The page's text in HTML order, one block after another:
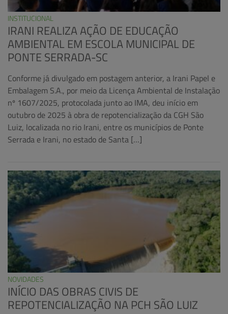
INSTITUCIONAL
IRANI REALIZA AÇÃO DE EDUCAÇÃO
AMBIENTAL EM ESCOLA MUNICIPAL DE
PONTE SERRADA-SC
Conforme já divulgado em postagem anterior, a Irani Papel e
Embalagem S.A., por meio da Licença Ambiental de Instalação
nº 1607/2025, protocolada junto ao IMA, deu início em
outubro de 2025 à obra de repotencialização da CGH São
Luiz, localizada no rio Irani, entre os municípios de Ponte
Serrada e Irani, no estado de Santa […]
NOVIDADES
INÍCIO DAS OBRAS CIVIS DE
REPOTENCIALIZAÇÃO NA PCH SÃO LUIZ